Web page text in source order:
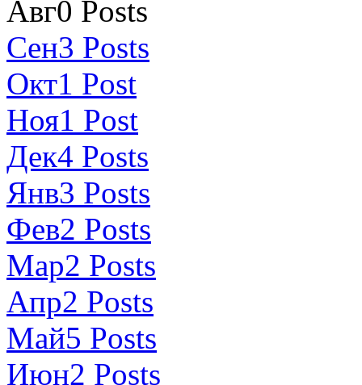
Авг0 Posts
Сен3 Posts
Окт1 Post
Ноя1 Post
Дек4 Posts
Янв3 Posts
Фев2 Posts
Мар2 Posts
Апр2 Posts
Май5 Posts
Июн2 Posts